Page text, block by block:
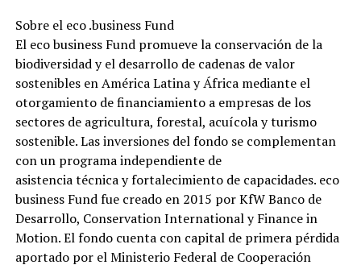
Sobre el eco .business Fund
El eco business Fund promueve la conservación de la
biodiversidad y el desarrollo de cadenas de valor
sostenibles en América Latina y África mediante el
otorgamiento de financiamiento a empresas de los
sectores de agricultura, forestal, acuícola y turismo
sostenible. Las inversiones del fondo se complementan
con un programa independiente de
asistencia técnica y fortalecimiento de capacidades. eco
business Fund fue creado en 2015 por KfW Banco de
Desarrollo, Conservation International y Finance in
Motion. El fondo cuenta con capital de primera pérdida
aportado por el Ministerio Federal de Cooperación